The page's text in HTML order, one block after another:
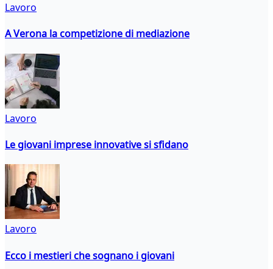
Lavoro
A Verona la competizione di mediazione
Lavoro
Le giovani imprese innovative si sfidano
Lavoro
Ecco i mestieri che sognano i giovani